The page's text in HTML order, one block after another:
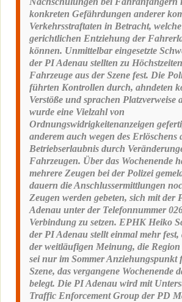
konkreten Gefährdungen anderer
Verkehrsstraftaten in Betracht,
gerichtlichen Entziehung der
können. Unmittelbar eingesetzte
der PI Adenau stellten zu
Fahrzeuge aus der Szene fest. Die
führten Kontrollen durch, ahndeten
Verstöße und sprachen Platzverweise
wurde eine Vielzahl von
Ordnungswidrigkeitenanzeigen
anderem auch wegen des Erlöschens
Betriebserlaubnis durch
Fahrzeugen. Über das Wochenende
mehrere Zeugen bei der Polizei
dauern die Anschlussermittlungen
Zeugen werden gebeten, sich mit der
Adenau unter der Telefonnummer
Verbindung zu setzen. EPHK Heiko
der PI Adenau stellt einmal mehr fest,
der weitläufigen Meinung, die
sei nur im Sommer Anziehungspunkt
Szene, das vergangene Wochenende
belegt. Die PI Adenau wird mit
Traffic Enforcement Group der PD